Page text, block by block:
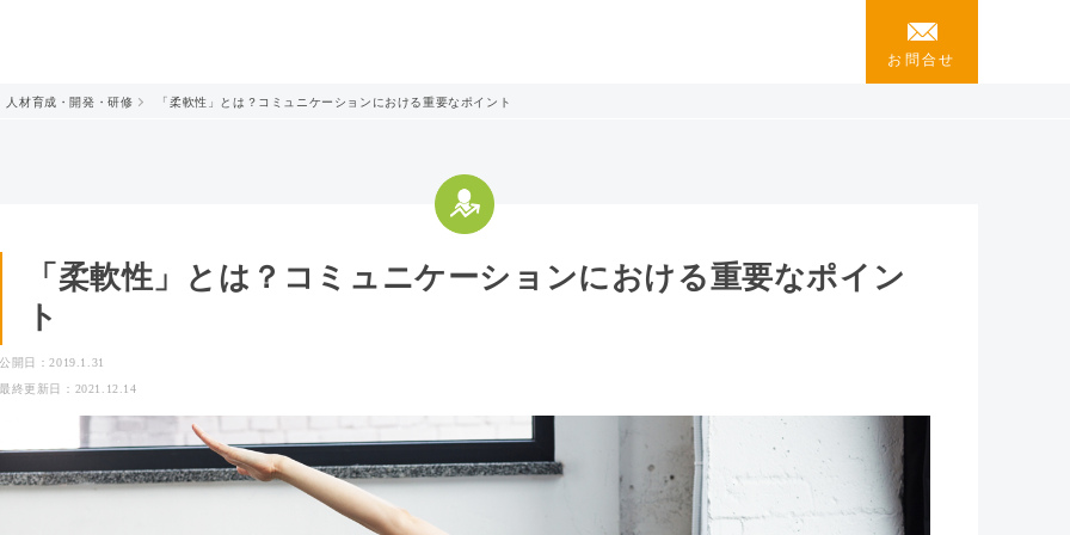
お問合せ
人材育成・開発・研修 「柔軟性」とは？コミュニケーションにおける重要なポイント
「柔軟性」とは？コミュニケーションにおける重要なポイン
ト
公開日：2019.1.31
最終更新日：2021.12.14